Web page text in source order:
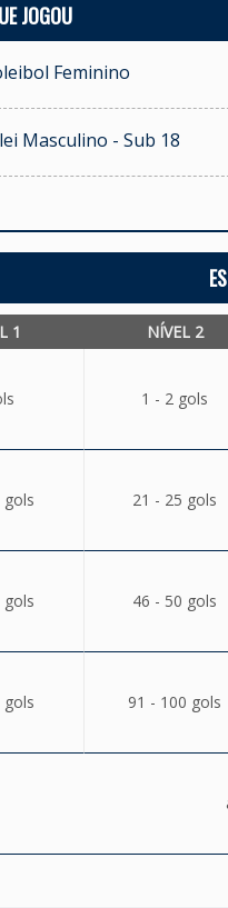
JOGOU
Feminino
Masculino - Sub 18
1 NÍVEL 2
1 - 2 gols
gols 21 - 25 gols
gols 46 - 50 gols
gols 91 - 100 gols